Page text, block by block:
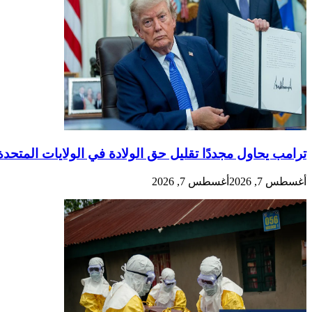
ترامب يحاول مجددًا تقليل حق الولادة في الولايات
أغسطس 7, 2026 أغسطس 7, 2026